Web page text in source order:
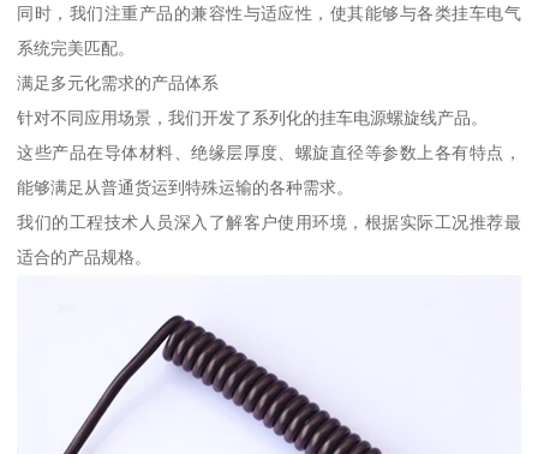
同时，我们注重产品的兼容性与适应性，使其能够与各类挂车电气
系统完美匹配。
满足多元化需求的产品体系
针对不同应用场景，我们开发了系列化的挂车电源螺旋线产品。
这些产品在导体材料、绝缘层厚度、螺旋直径等参数上各有特点，
能够满足从普通货运到特殊运输的各种需求。
我们的工程技术人员深入了解客户使用环境，根据实际工况推荐最
适合的产品规格。